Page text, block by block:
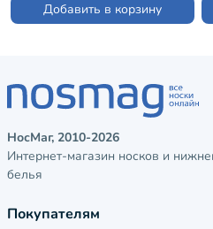
Добавить в корзину
НосМаг, 2010-2026
Интернет-магазин носков и
белья
Покупателям